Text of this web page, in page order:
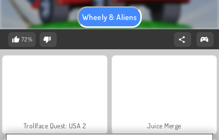
Wheely 8: Aliens
72%
Trollface Quest: USA 2 Juice Merge